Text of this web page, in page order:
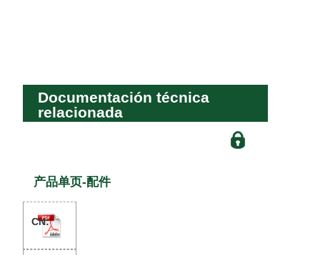
Documentación técnica
relacionada
产品单页-配件